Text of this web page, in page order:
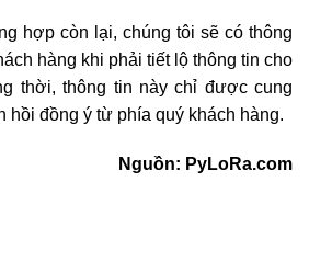
hợp còn lại, chúng tôi sẽ có thông
hàng khi phải tiết lộ thông tin cho
thời, thông tin này chỉ được cung
hồi đồng ý từ phía quý khách hàng.
Nguồn: PyLoRa.com